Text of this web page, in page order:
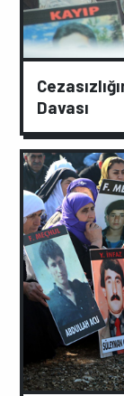
Davası